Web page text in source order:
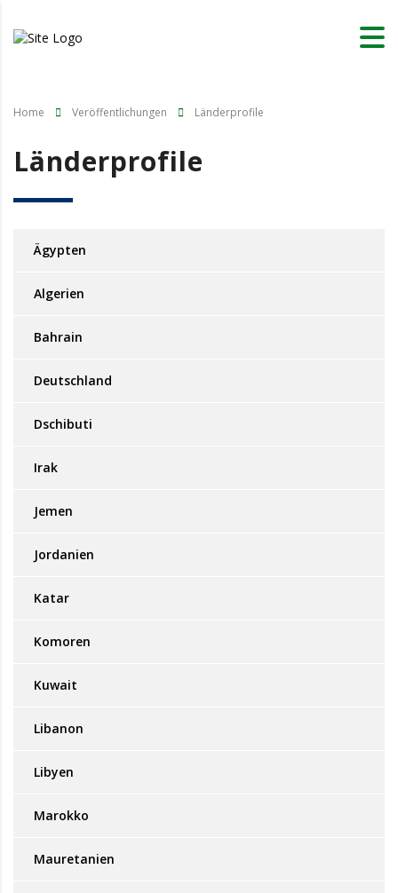
Home Veröffentlichungen Länderprofile
Länderprofile
Ägypten
Algerien
Bahrain
Deutschland
Dschibuti
Irak
Jemen
Jordanien
Katar
Komoren
Kuwait
Libanon
Libyen
Marokko
Mauretanien